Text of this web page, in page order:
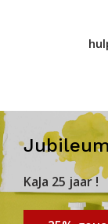
KaJa 25 jaar !